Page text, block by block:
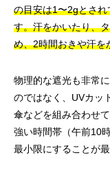
の目安は1〜2gとさ
す。汗をかいたり、
め、2時間おきや汗を
物理的な遮光も非常
のではなく、UVカッ
傘などを組み合わせ
強い時間帯（午前10
最小限にすることが